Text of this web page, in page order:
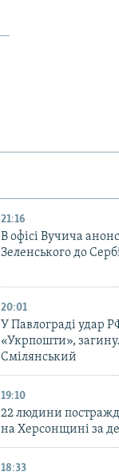
21:16
В офісі Вучича
Зеленського до
20:01
У Павлограді удар
«Укрпошти»,
Смілянський
19:10
22 людини
на Херсонщині за
18:33